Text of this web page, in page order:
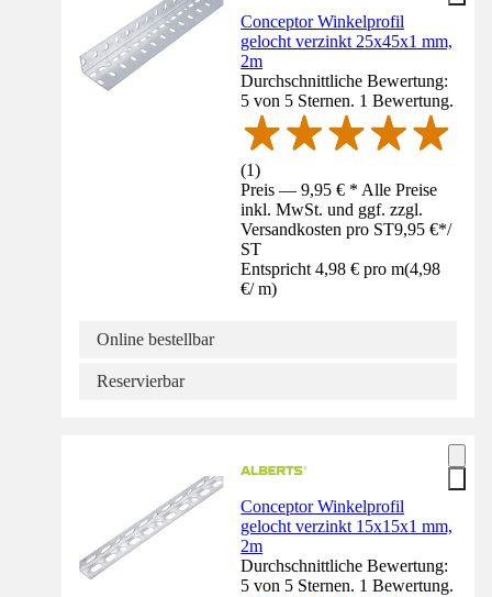
Conceptor Winkelprofil
gelocht verzinkt 25x45x1 mm,
2m
Durchschnittliche Bewertung:
5 von 5 Sternen. 1 Bewertung.
(1)
Preis — 9,95 € * Alle Preise
inkl. MwSt. und ggf. zzgl.
Versandkosten pro ST9,95 €*/
ST
Entspricht 4,98 € pro m(4,98
€/ m)
Online bestellbar
Reservierbar
Conceptor Winkelprofil
gelocht verzinkt 15x15x1 mm,
2m
Durchschnittliche Bewertung:
5 von 5 Sternen. 1 Bewertung.